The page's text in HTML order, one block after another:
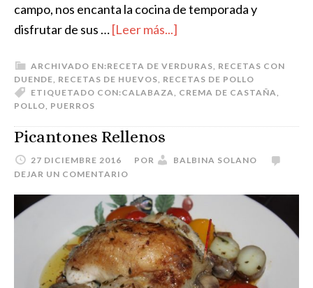
campo, nos encanta la cocina de temporada y
disfrutar de sus …[Leer más...]
ARCHIVADO EN:RECETA DE VERDURAS RECETAS CON
DUENDE RECETAS DE HUEVOS RECETAS DE POLLO
ETIQUETADO CON:CALABAZA CREMA DE CASTAÑA
POLLO PUERROS
Picantones Rellenos
27 DICIEMBRE 2016 POR
BALBINA SOLANO
DEJAR UN COMENTARIO